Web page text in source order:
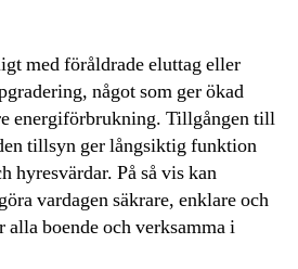
med föråldrade eluttag eller
något som ger ökad
energiförbrukning. Tillgången till
tillsyn ger långsiktig funktion
hyresvärdar. På så vis kan
göra vardagen säkrare, enklare och
boende och verksamma i